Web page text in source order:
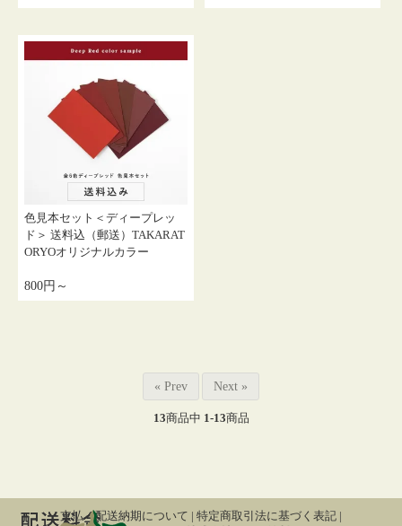
色見本セット＜ディープレッ
ド＞ 送料込（郵送）TAKARAT
ORYOオリジナルカラー
800円～
« Prev Next »
13商品中 1-13商品
支払・配送納期について | 特定商取引法に基づく表記 |